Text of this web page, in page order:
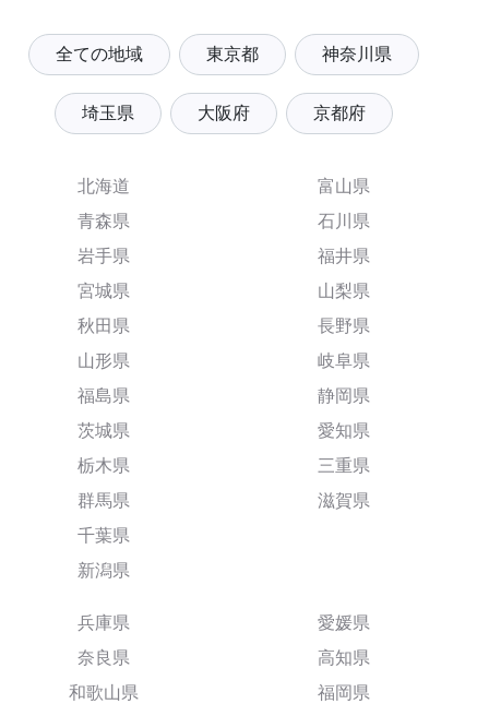
全ての地域 東京都 神奈川県
埼玉県 大阪府 京都府
北海道
青森県
岩手県
宮城県
秋田県
山形県
福島県
茨城県
栃木県
群馬県
千葉県
新潟県
富山県
石川県
福井県
山梨県
長野県
岐阜県
静岡県
愛知県
三重県
滋賀県
兵庫県
奈良県
和歌山県
愛媛県
高知県
福岡県